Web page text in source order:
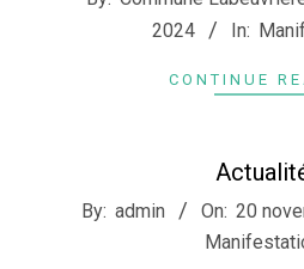
2024
In:
CONTINUE
2014-
By: admin On: 20